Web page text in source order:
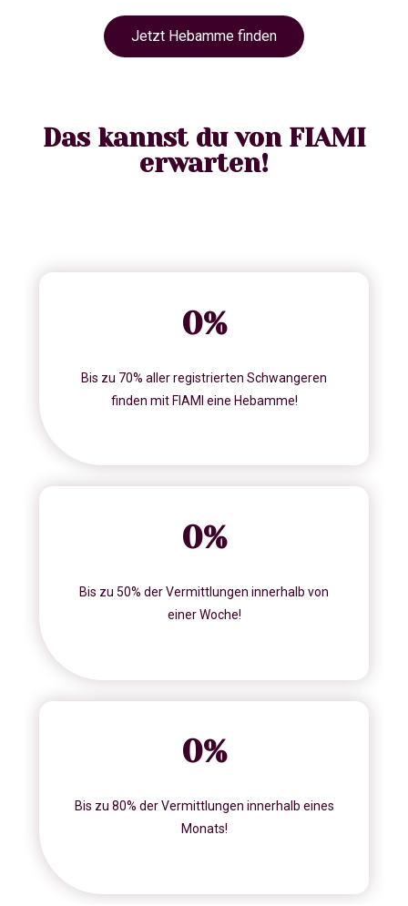
Jetzt Hebamme finden
Das kannst du von FIAMI
erwarten!
0%
Bis zu 70% aller registrierten Schwangeren
finden mit FIAMI eine Hebamme!
0%
Bis zu 50% der Vermittlungen innerhalb von
einer Woche!
0%
Bis zu 80% der Vermittlungen innerhalb eines
Monats!